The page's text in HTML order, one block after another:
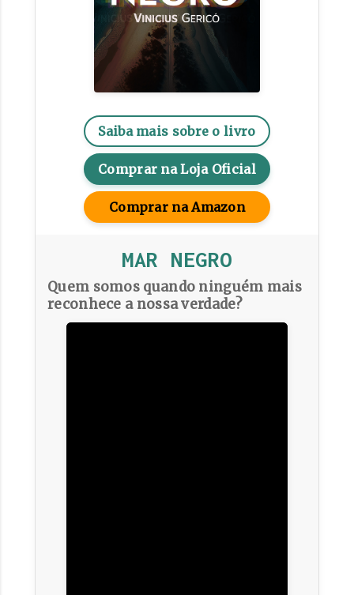
Saiba mais sobre o livro
Comprar na Loja Oficial
Comprar na Amazon
MAR NEGRO
Quem somos quando ninguém mais
reconhece a nossa verdade?